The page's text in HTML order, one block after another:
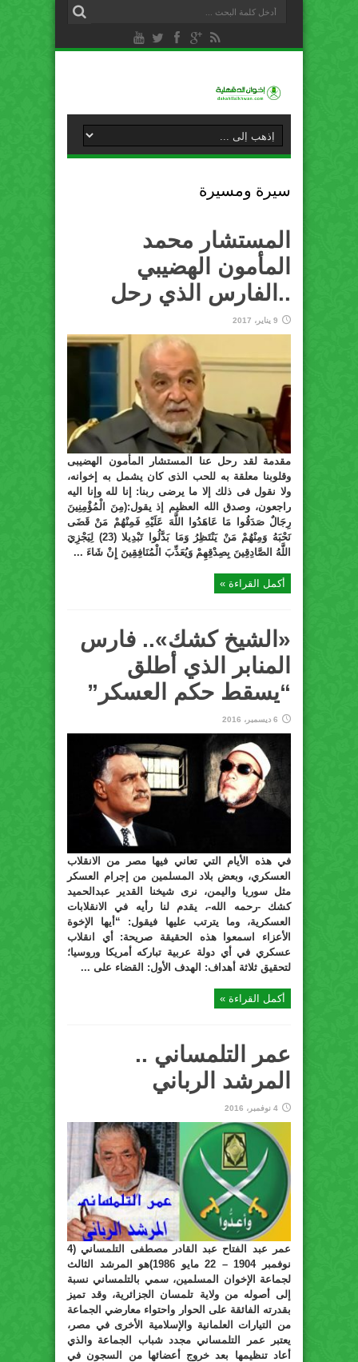
سيرة ومسيرة
المستشار محمد
المأمون الهضيبي
..الفارس الذي رحل
9 يناير، 2017
مقدمة لقد رحل عنا المستشار المأمون الهضيبى
وقلوبنا معلقة به للحب الذى كان يشمل به إخوانه،
ولا نقول فى ذلك إلا ما يرضى ربنا: إنا لله وإنا اليه
راجعون، وصدق الله العظيم إذ يقول:(مِنَ الْمُؤْمِنِينَ
رِجَالٌ صَدَقُوا مَا عَاهَدُوا اللَّهَ عَلَيْهِ فَمِنْهُمْ مَنْ قَضَى
نَحْبَهُ وَمِنْهُمْ مَنْ يَنْتَظِرُ وَمَا بَدَّلُوا تَبْدِيلا (23) لِيَجْزِيَ
اللَّهُ الصَّادِقِينَ بِصِدْقِهِمْ وَيُعَذِّبَ الْمُنَافِقِينَ إِنْ شَاءَ ...
أكمل القراءة »
«الشيخ كشك».. فارس
المنابر الذي أطلق
“يسقط حكم العسكر”
6 ديسمبر، 2016
في هذه الأيام التي تعاني فيها مصر من الانقلاب
العسكري، وبعض بلاد المسلمين من إجرام العسكر
مثل سوريا واليمن، نرى شيخنا القدير عبدالحميد
كشك -رحمه الله-، يقدم لنا رأيه في الانقلابات
العسكرية، وما يترتب عليها فيقول: “أيها الإخوة
الأعزاء اسمعوا هذه الحقيقة صريحة: أي انقلاب
عسكري في أي دولة عربية تباركه أمريكا وروسيا؛
لتحقيق ثلاثة أهداف: الهدف الأول: القضاء على ...
أكمل القراءة »
عمر التلمساني ..
المرشد الرباني
4 نوفمبر، 2016
عمر عبد الفتاح عبد القادر مصطفى التلمساني (4
نوفمبر 1904 – 22 مايو 1986)هو المرشد الثالث
لجماعة الإخوان المسلمين، سمي بالتلمساني نسبة
إلى أصوله من ولاية تلمسان الجزائرية، وقد تميز
بقدرته الفائقة على الحوار واحتواء معارضي الجماعة
من التيارات العلمانية والإسلامية الأخرى في مصر،
يعتبر عمر التلمساني مجدد شباب الجماعة والذي
أعاد تنظيمها بعد خروج أعضائها من السجون في